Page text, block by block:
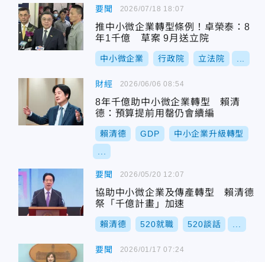
要聞
推中小微企業轉型條例！卓榮泰：8
年1千億 草案 9月送立院
中小微企業 行政院 立法院
2026/07/18 18:07
財經
8年千億助中小微企業轉型 賴清
德：預算提前用罄仍會續編
賴清德 GDP 中小企業升級轉型
2026/06/06 08:54
要聞
協助中小微企業及傳產轉型 賴清德
祭「千億計畫」加速
賴清德 520就職 520談話
2026/05/20 12:07
要聞 2026/01/17 07:24